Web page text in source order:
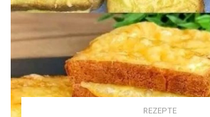
REZEPTE